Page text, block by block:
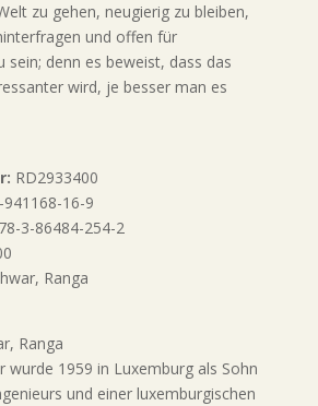
zu gehen, neugierig zu bleiben,
und offen für
sein; denn es beweist, dass das
wird, je besser man es
RD2933400
941168-16-9
3-86484-254-2
Ranga
Ranga
wurde 1959 in Luxemburg als Sohn
und einer luxemburgischen